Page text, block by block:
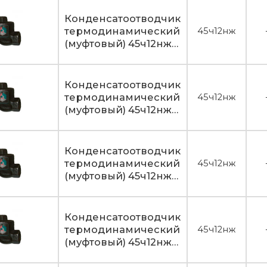
Конденсатоотводчик
термодинамический
(муфтовый) 45ч12нж
45ч12нж
Конденсатоотводчик
термодинамический
(муфтовый) 45ч12нж
45ч12нж
Конденсатоотводчик
термодинамический
(муфтовый) 45ч12нж
45ч12нж
Конденсатоотводчик
термодинамический
(муфтовый) 45ч12нж
45ч12нж